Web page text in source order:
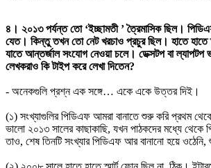
৪। ২০১৩ পর্যন্ত তো ‘ইচ্ছামতী ’ ত্রৈমাসিক ছিল।
যেত। কিন্তু তখন তো নেট খরচাও প্রচুর ছিল। হাতে হাতে
যাতে আন্তর্জাল সংযোগ নেওয়া চলে। ডেক্সটপ বা
লেখকরাও কি টাইপ করে লেখা দিতেন?
- অনেকগুলি প্রশ্ন এক সঙ্গে… একে একে উত্তর দিই।
(১) সংখ্যাগুলির পিডিএফ আমরা বানাতে শুরু করি প্রথম
ভালো ২০১৩ সালের কাছাকাছি, যখন পাঠকদের মধ্যে থেকে
তাও, শেষ তিনটি সংখ্যার পিডিএফ আর বানানো হয়ে